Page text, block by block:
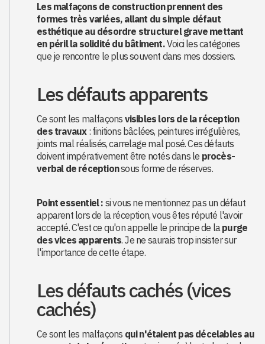
Les malfaçons de construction prennent des
formes très variées, allant du simple défaut
esthétique au désordre structurel grave mettant
en péril la solidité du bâtiment.Voici les catégories
que je rencontre le plus souvent dans mes dossiers.
Les défauts apparents
Ce sont les malfaçons visibles lors de la réception
des travaux: finitions bâclées, peintures irrégulières,
joints mal réalisés, carrelage mal posé. Ces défauts
doivent impérativement être notés dans le procès-
verbal de réceptionsous forme de réserves.
Point essentiel : si vous ne mentionnez pas un défaut
apparent lors de la réception, vous êtes réputé l'avoir
accepté. C'est ce qu'on appelle le principe de lapurge
des vices apparents. Je ne saurais trop insister sur
l'importance de cette étape.
Les défauts cachés (vices
cachés)
Ce sont les malfaçons qui n'étaient pas décelables au